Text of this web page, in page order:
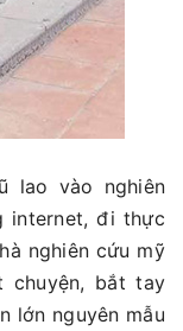
lao vào nghiên
internet, đi thực
nghiên cứu mỹ
chuyện, bắt tay
lớn nguyên mẫu